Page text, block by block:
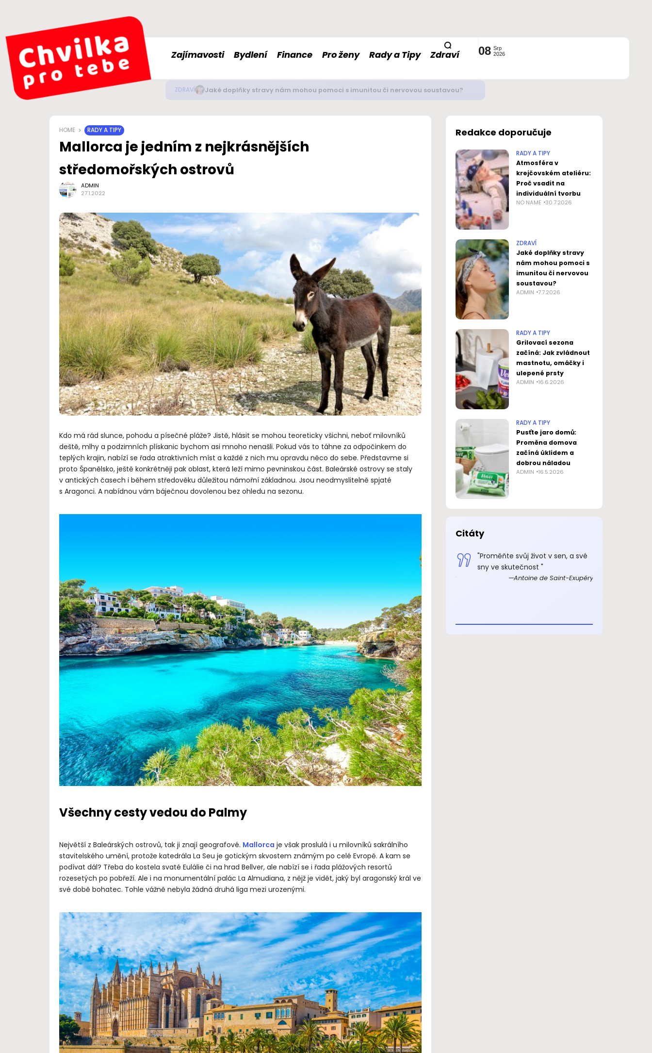
Zajímavosti Bydlení Finance Pro ženy Rady a Tipy Zdraví 08 Srp
2026
ZDRAVÍ Jaké doplňky stravy nám mohou pomoci s imunitou či nervovou soustavou?
HOME RADY A TIPY
Mallorca je jedním z nejkrásnějších
středomořských ostrovů
ADMIN
27.1.2022
Kdo má rád slunce, pohodu a písečné pláže? Jistě, hlásit se mohou teoreticky všichni, neboť milovníků
deště, mlhy a podzimních plískanic bychom asi mnoho nenašli. Pokud vás to táhne za odpočinkem do
teplých krajin, nabízí se řada atraktivních míst a každé z nich mu opravdu něco do sebe. Představme si
proto Španělsko, ještě konkrétněji pak oblast, která leží mimo pevninskou část. Baleárské ostrovy se staly
v antických časech i během středověku důležitou námořní základnou. Jsou neodmyslitelně spjaté
s Aragonci. A nabídnou vám báječnou dovolenou bez ohledu na sezonu.
Všechny cesty vedou do Palmy
Největší z Baleárských ostrovů, tak ji znají geografové. Mallorca je však proslulá i u milovníků sakrálního
stavitelského umění, protože katedrála La Seu je gotickým skvostem známým po celé Evropě. A kam se
podívat dál? Třeba do kostela svaté Eulálie či na hrad Bellver, ale nabízí se i řada plážových resortů
rozesetých po pobřeží. Ale i na monumentální palác La Almudiana, z nějž je vidět, jaký byl aragonský král ve
své době bohatec. Tohle vážně nebyla žádná druhá liga mezi urozenými.
Redakce doporučuje
RADY A TIPY
Atmosféra v
krejčovském ateliéru:
Proč vsadit na
individuální tvorbu
NO NAME 30.7.2026
ZDRAVÍ
Jaké doplňky stravy
nám mohou pomoci s
imunitou či nervovou
soustavou?
ADMIN 7.7.2026
RADY A TIPY
Grilovací sezona
začíná: Jak zvládnout
mastnotu, omáčky i
ulepené prsty
ADMIN 16.6.2026
RADY A TIPY
Pusťte jaro domů:
Proměna domova
začíná úklidem a
dobrou náladou
ADMIN 16.5.2026
Citáty
„Co dává smysl životu, dává smysl
"Proměňte svůj život v sen, a své
sny ve skutečnost "
Antoine de Saint-Exupéry